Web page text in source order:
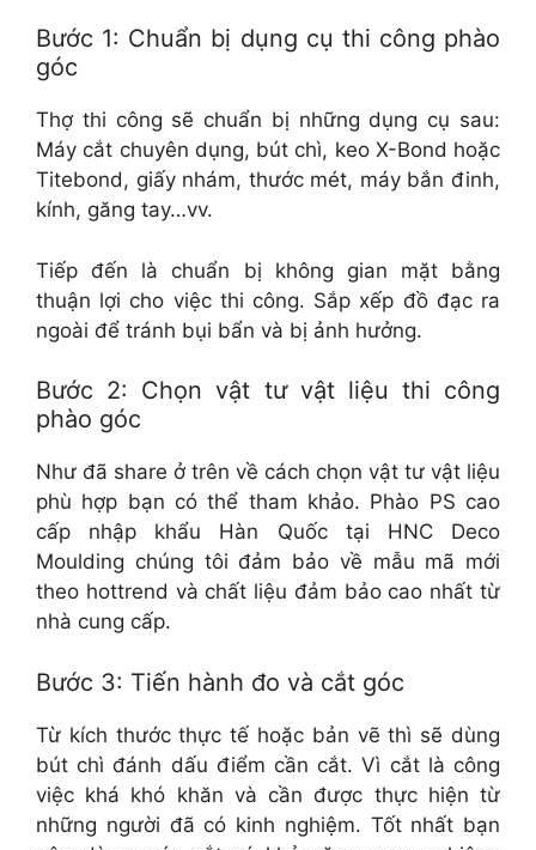
Bước 1: Chuẩn bị dụng cụ thi công phào
góc
Thợ thi công sẽ chuẩn bị những dụng cụ sau:
Máy cắt chuyên dụng, bút chì, keo X-Bond hoặc
Titebond, giấy nhám, thước mét, máy bắn đinh,
kính, găng tay…vv.
Tiếp đến là chuẩn bị không gian mặt bằng
thuận lợi cho việc thi công. Sắp xếp đồ đạc ra
ngoài để tránh bụi bẩn và bị ảnh hưởng.
Bước 2: Chọn vật tư vật liệu thi công
phào góc
Như đã share ở trên về cách chọn vật tư vật liệu
phù hợp bạn có thể tham khảo. Phào PS cao
cấp nhập khẩu Hàn Quốc tại HNC Deco
Moulding chúng tôi đảm bảo về mẫu mã mới
theo hottrend và chất liệu đảm bảo cao nhất từ
nhà cung cấp.
Bước 3: Tiến hành đo và cắt góc
Từ kích thước thực tế hoặc bản vẽ thì sẽ dùng
bút chì đánh dấu điểm cần cắt. Vì cắt là công
việc khá khó khăn và cần được thực hiện từ
những người đã có kinh nghiệm. Tốt nhất bạn